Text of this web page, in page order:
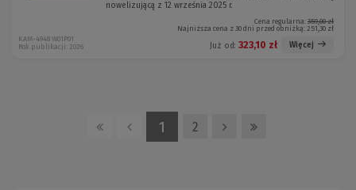
nowelizującą z 12 września 2025 r.
Cena regularna: 359,00 zł
Najniższa cena z 30 dni przed obniżką: 251,30 zł
Już od: 323,10 zł Więcej
KAM-4948 W01P01
Rok publikacji: 2026
1 2